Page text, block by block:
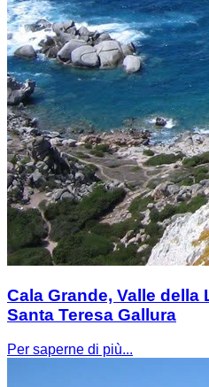
Cala Grande, Valle della
Santa Teresa Gallura
Per saperne di più...